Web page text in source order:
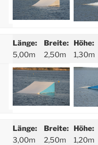
Länge:
5,00m
Breite:
2,50m
Höhe:
1,30m
Länge:
3,00m
Breite:
2,50m
Höhe:
1,20m